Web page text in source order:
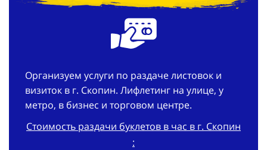
Организуем услуги по раздаче листовок и
визиток в г. Скопин. Лифлетинг на улице, у
метро, в бизнес и торговом центре.
Стоимость раздачи буклетов в час в г. Скопин
: